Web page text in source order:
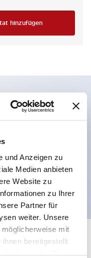
und Anzeigen zu
Medien anbieten
Website zu
zu Ihrer
Partner für
weiter. Unsere
mit
bereitgestellt
Nutzung der Dienste
hinzufügen
Alle erweitern